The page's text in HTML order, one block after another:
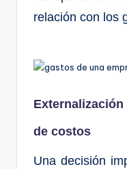
relación con los
de costos
Una decisión